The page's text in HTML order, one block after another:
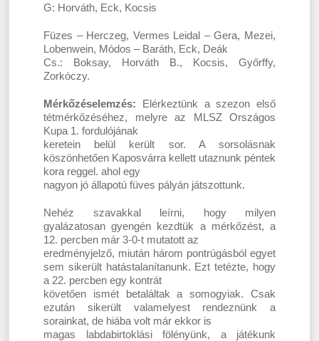
G: Horváth, Eck, Kocsis
Füzes – Herczeg, Vermes Leidal – Gera, Mezei,
Lobenwein, Módos – Baráth, Eck, Deák
Cs.: Boksay, Horváth B., Kocsis, Győrffy,
Zorkóczy.
Mérkőzéselemzés: Elérkeztünk a szezon első
tétmérkőzéséhez, melyre az MLSZ Országos
Kupa 1. fordulójának
keretein belül került sor. A sorsolásnak
köszönhetően Kaposvárra kellett utaznunk péntek
kora reggel. ahol egy
nagyon jó állapotú füves pályán játszottunk.
Nehéz szavakkal leírni, hogy milyen
gyalázatosan gyengén kezdtük a mérkőzést, a
12. percben már 3-0-t mutatott az
eredményjelző, miután három pontrúgásból egyet
sem sikerült hatástalanítanunk. Ezt tetézte, hogy
a 22. percben egy kontrát
követően ismét betaláltak a somogyiak. Csak
ezután sikerült valamelyest rendeznünk a
sorainkat, de hiába volt már ekkor is
magas labdabirtoklási fölényünk, a játékunk